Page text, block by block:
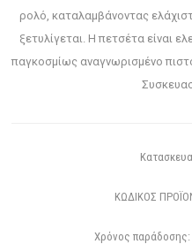
ρολό, καταλαμβάνοντας
ξετυλίγεται. Η πετσέτα είναι
παγκοσμίως αναγνωρισμένο
ΚΩΔΙΚΟΣ
Χρόνος παράδοσης: